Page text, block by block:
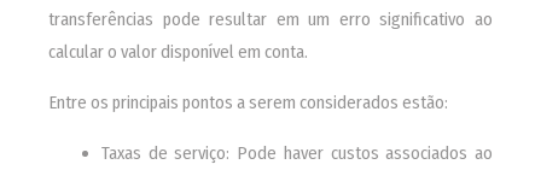
transferências pode resultar em um erro significativo ao
calcular o valor disponível em conta.
Entre os principais pontos a serem considerados estão:
Taxas de serviço: Pode haver custos associados ao